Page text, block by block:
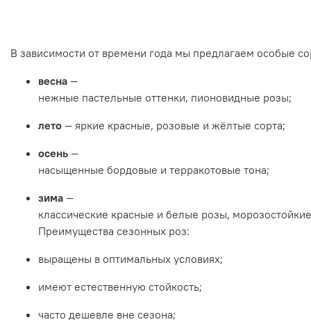
В зависимости от времени года мы предлагаем особые
весна —
нежные пастельные оттенки, пионовидные розы;
лето — яркие красные, розовые и жёлтые сорта;
осень —
насыщенные бордовые и терракотовые тона;
зима —
классические красные и белые розы, морозостойкие
Преимущества сезонных роз:
выращены в оптимальных условиях;
имеют естественную стойкость;
часто дешевле вне сезона;